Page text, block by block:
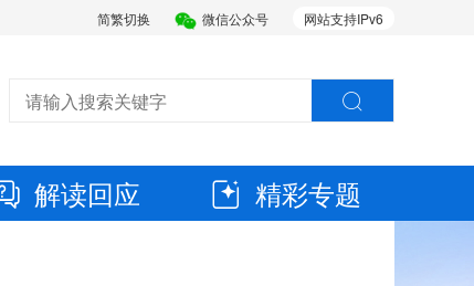
网站支持IPv6
微信公众号
简繁切换
解读回应 精彩专题